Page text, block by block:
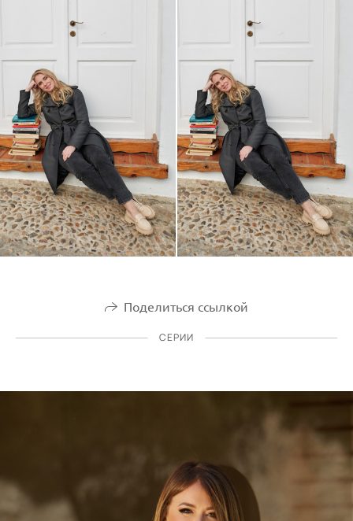
Поделиться ссылкой
СЕРИИ